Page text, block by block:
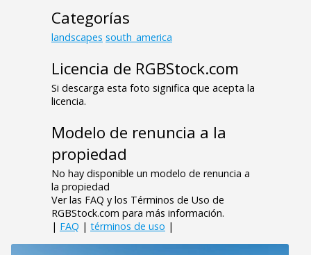
Categorías
landscapes south_america
Licencia de RGBStock.com
Si descarga esta foto significa que acepta la
licencia.
Modelo de renuncia a la
propiedad
No hay disponible un modelo de renuncia a
la propiedad
Ver las FAQ y los Términos de Uso de
RGBStock.com para más información.
| FAQ | términos de uso |